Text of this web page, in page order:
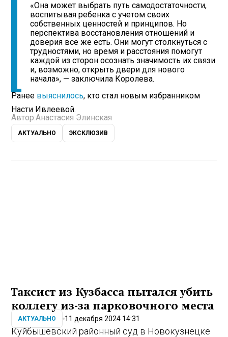
«Она может выбрать путь самодостаточности,
воспитывая ребенка с учетом своих
собственных ценностей и принципов. Но
перспектива восстановления отношений и
доверия все же есть. Они могут столкнуться с
трудностями, но время и расстояния помогут
каждой из сторон осознать значимость их связи
и, возможно, открыть двери для нового
начала», — заключила Королева.
Ранее выяснилось, кто стал новым избранником
Насти Ивлеевой.
Автор:Анастасия Элинская
АКТУАЛЬНО ЭКСКЛЮЗИВ
Таксист из Кузбасса пытался убить
коллегу из-за парковочного места
АКТУАЛЬНО 11 декабря 2024 14:31
Куйбышевский районный суд в Новокузнецке